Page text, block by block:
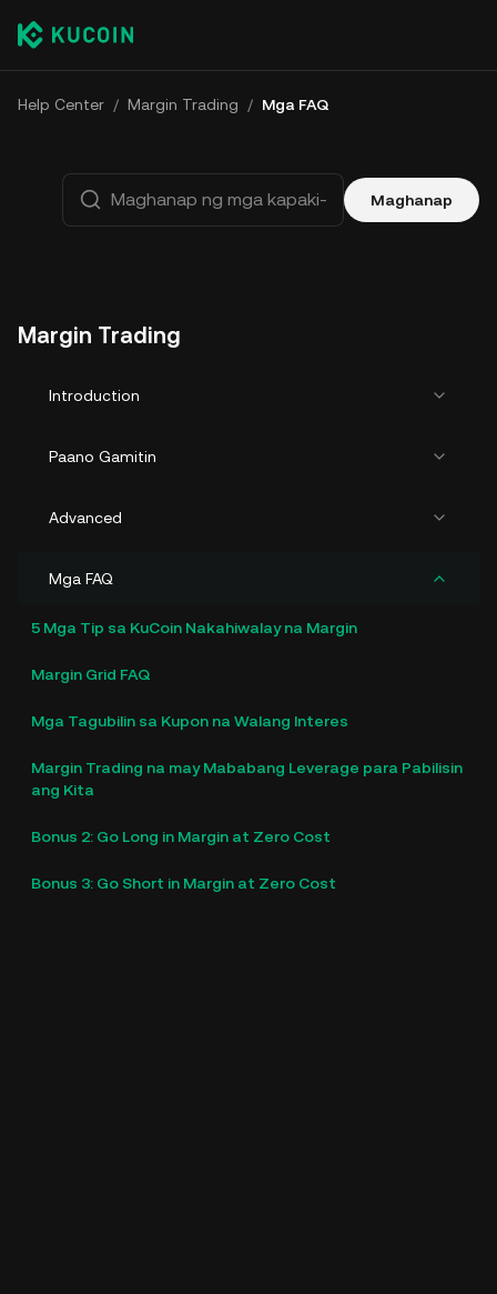
Help Center / Margin Trading / Mga FAQ
Maghanap
Margin Trading
Introduction
Paano Gamitin
Advanced
Mga FAQ
5 Mga Tip sa KuCoin Nakahiwalay na Margin
Margin Grid FAQ
Mga Tagubilin sa Kupon na Walang Interes
Margin Trading na may Mababang Leverage para Pabilisin
ang Kita
Bonus 2: Go Long in Margin at Zero Cost
Bonus 3: Go Short in Margin at Zero Cost